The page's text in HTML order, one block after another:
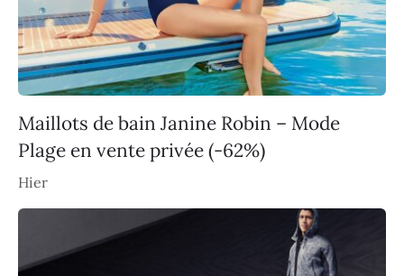
Maillots de bain Janine Robin – Mode
Plage en vente privée (-62%)
Hier